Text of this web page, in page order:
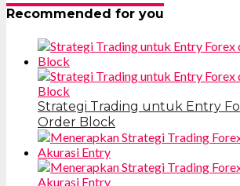
Recommended for you
Strategi Trading untuk Entry
Order Block